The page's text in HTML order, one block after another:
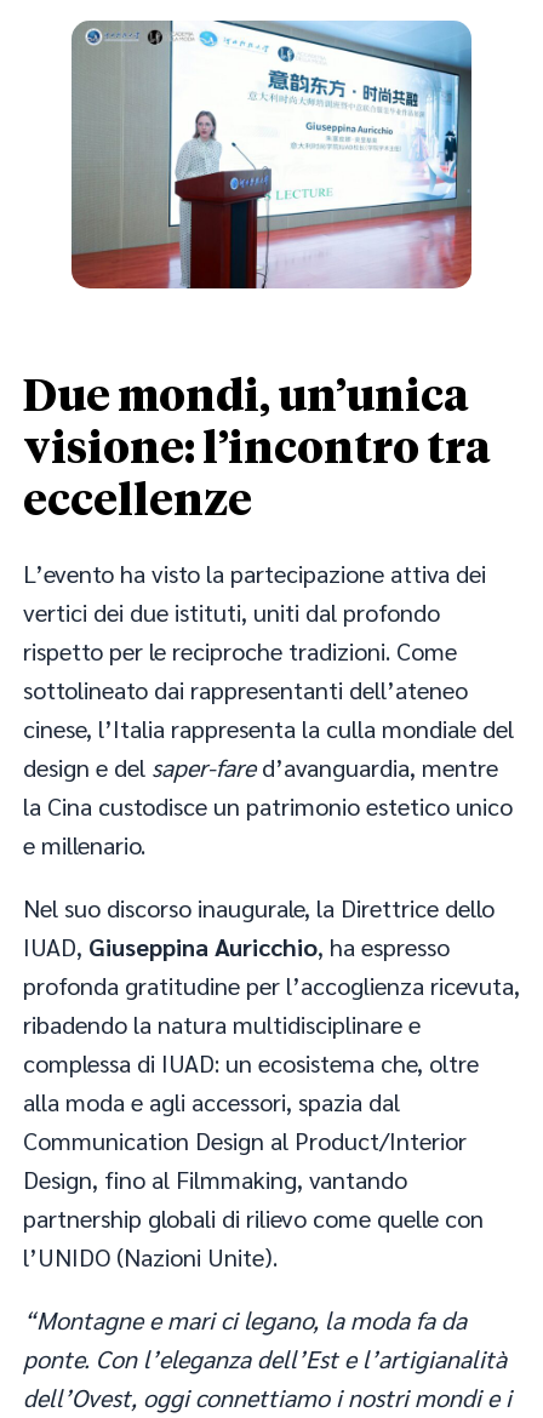
Due mondi, un’unica
visione: l’incontro tra
eccellenze
L’evento ha visto la partecipazione attiva dei
vertici dei due istituti, uniti dal profondo
rispetto per le reciproche tradizioni. Come
sottolineato dai rappresentanti dell’ateneo
cinese, l’Italia rappresenta la culla mondiale del
design e del saper-fared’avanguardia, mentre
la Cina custodisce un patrimonio estetico unico
e millenario.
Nel suo discorso inaugurale, la Direttrice dello
IUAD, Giuseppina Auricchio, ha espresso
profonda gratitudine per l’accoglienza ricevuta,
ribadendo la natura multidisciplinare e
complessa di IUAD: un ecosistema che, oltre
alla moda e agli accessori, spazia dal
Communication Design al Product/Interior
Design, fino al Filmmaking, vantando
partnership globali di rilievo come quelle con
l’UNIDO (Nazioni Unite).
“Montagne e mari ci legano, la moda fa da
ponte. Con l’eleganza dell’Est e l’artigianalità
dell’Ovest, oggi connettiamo i nostri mondi e i